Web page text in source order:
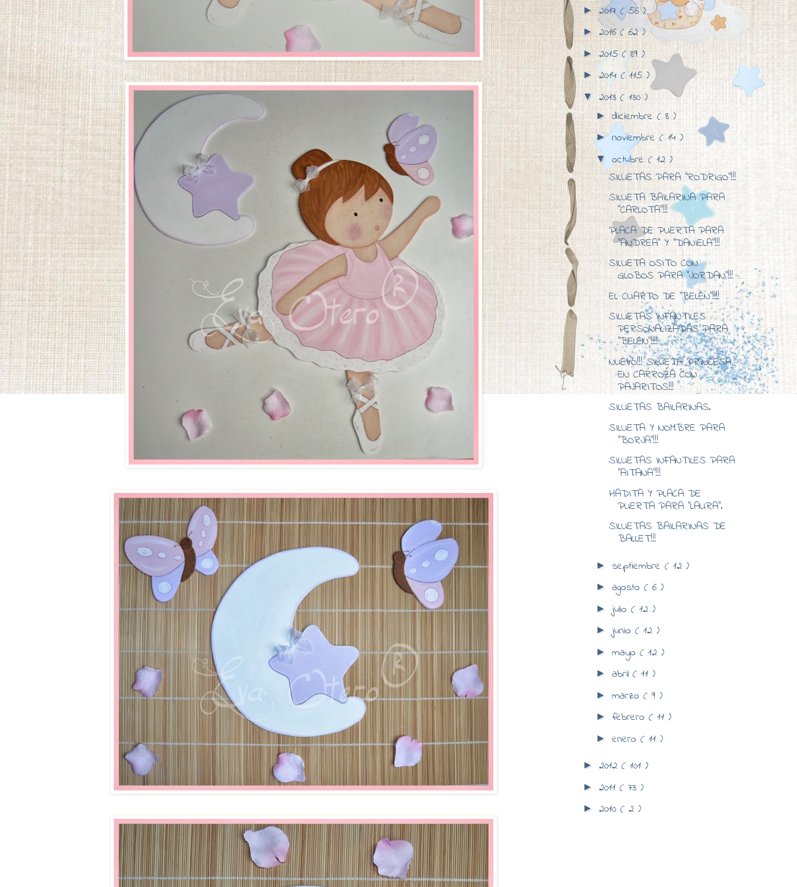
► 2017( 56 )
► 2016( 62 )
► 2015( 89 )
► 2014( 115 )
▼ 2013 ( 130 )
► diciembre ( 8 )
► noviembre( 14 )
▼ octubre ( 12 )
SILUETAS PARA "RODRIGO"!!!
SILUETA BAILARINA PARA
"CARLOTA"!!!
PLACA DE PUERTA PARA
"ANDREA" Y "DANIELA"!!!
SILUETA OSITO CON
GLOBOS PARA "JORDAN"!!!
EL CUARTO DE "BELÉN"!!!!
SILUETAS INFANTILES
PERSONALIZADAS PARA
"BELÉN"!!!!
NUEVO!!! SILUETA PRINCESA
EN CARROZA CON
PAJARITOS!!!
SILUETAS BAILARINAS.
SILUETA Y NOMBRE PARA
"BORJA"!!!
SILUETAS INFANTILES PARA
"AITANA"!!!
HADITA Y PLACA DE
PUERTA PARA "LAURA".
SILUETAS BAILARINAS DE
BALLET!!!
► septiembre ( 12 )
► agosto ( 6 )
► julio ( 12 )
► junio ( 12 )
► mayo ( 12 )
► abril ( 11 )
► marzo ( 9 )
► febrero ( 11 )
► enero ( 11 )
► 2012 ( 101 )
► 2011 ( 73 )
► 2010 ( 2 )